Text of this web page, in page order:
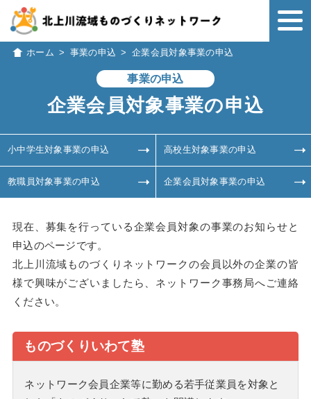
ホーム > 事業の申込 > 企業会員対象事業の申込
事業の申込
企業会員対象事業の申込
小中学生対象事業の申込 高校生対象事業の申込
教職員対象事業の申込 企業会員対象事業の申込
現在、募集を行っている企業会員対象の事業のお知らせと
申込のページです。
北上川流域ものづくりネットワークの会員以外の企業の皆
様で興味がございましたら、ネットワーク事務局へご連絡
ください。
ものづくりいわて塾
ネットワーク会員企業等に勤める若手従業員を対象と